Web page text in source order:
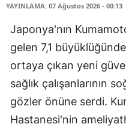
YAYINLAMA: 07 Ağustos 2026 - 00:13
Japonya'nın
gelen 7,1
ortaya çıkan yeni
sağlık çalışanlarının
gözler önüne serdi.
Hastanesi'nin